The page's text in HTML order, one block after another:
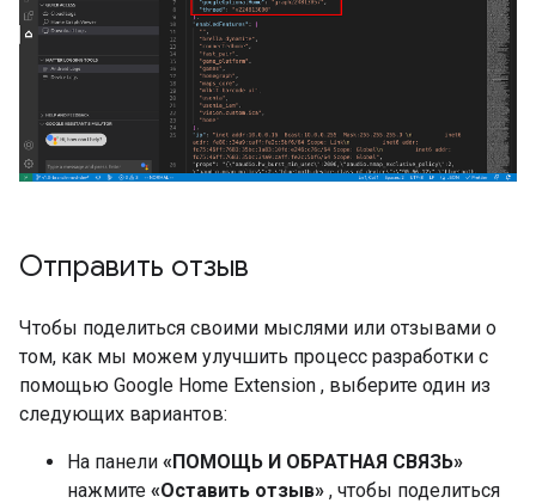
Отправить отзыв
Чтобы поделиться своими мыслями или отзывами о
том, как мы можем улучшить процесс разработки с
помощью Google Home Extension , выберите один из
следующих вариантов:
На панели «ПОМОЩЬ И ОБРАТНАЯ СВЯЗЬ»
нажмите «Оставить отзыв» , чтобы поделиться